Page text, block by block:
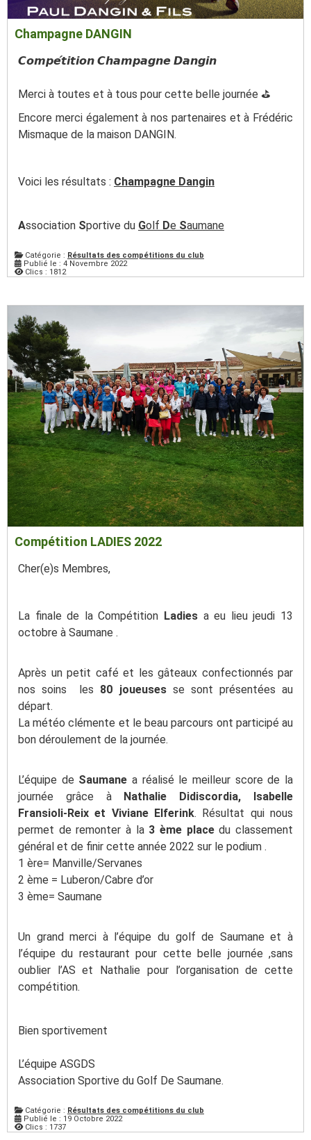
Champagne DANGIN
𝘾𝙤𝙢𝙥𝙚́𝙩𝙞𝙩𝙞𝙤𝙣 𝘾𝙝𝙖𝙢𝙥𝙖𝙜𝙣𝙚 𝘿𝙖𝙣𝙜𝙞𝙣
Merci à toutes et à tous pour cette belle journée ⛳️
Encore merci également à nos partenaires et à Frédéric
Mismaque de la maison DANGIN.
Voici les résultats : Champagne Dangin
Association Sportive du Golf De Saumane
Catégorie : Résultats des compétitions du club
Publié le : 4 Novembre 2022
Clics : 1812
Compétition LADIES 2022
Cher(e)s Membres,
La finale de la Compétition Ladies a eu lieu jeudi 13
octobre à Saumane .
Après un petit café et les gâteaux confectionnés par
nos soins les 80 joueusesse sont présentées au
départ.
La météo clémente et le beau parcours ont participé au
bon déroulement de la journée.
L’équipe de Saumane a réalisé le meilleur score de la
journée grâce à
Nathalie Didiscordia, Isabelle
Fransioli-Reix et Viviane Elferink. Résultat qui nous
permet de remonter à la 3 ème placedu classement
général et de finir cette année 2022 sur le podium .
1 ère= Manville/Servanes
2 ème = Luberon/Cabre d’or
3 ème= Saumane
Un grand merci à l’équipe du golf de Saumane et à
l’équipe du restaurant pour cette belle journée ,sans
oublier l’AS et Nathalie pour l’organisation de cette
compétition.
Bien sportivement
L’équipe ASGDS
Association Sportive du Golf De Saumane.
Catégorie : Résultats des compétitions du club
Publié le : 19 Octobre 2022
Clics : 1737